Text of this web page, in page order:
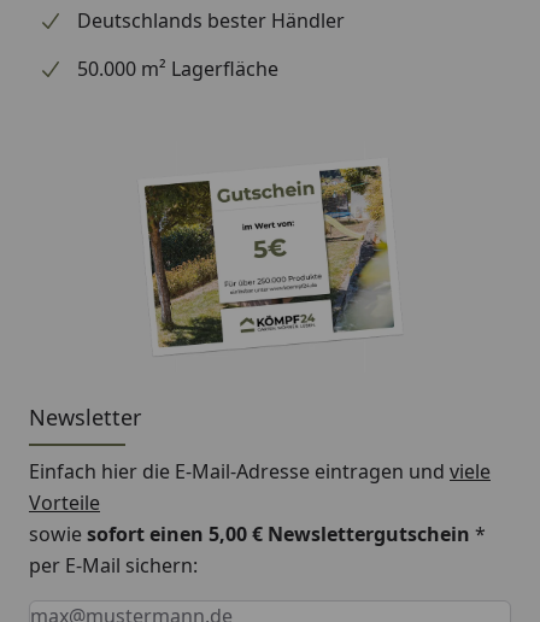
Deutschlands bester Händler
50.000 m² Lagerfläche
Newsletter
Einfach hier die E-Mail-Adresse eintragen und viele
Vorteile
sowiesofort einen 5,00 € Newslettergutschein *
per E-Mail sichern:
Keine Eingabe erforderlich
Eingabe erforderlich
E-Mail *